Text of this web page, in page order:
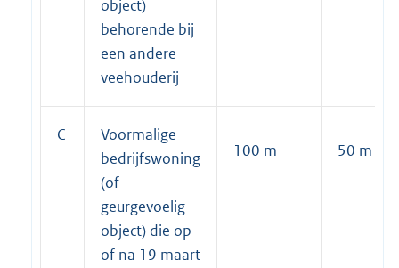
object)
behorende bij
een andere
veehouderij
C
Voormalige
bedrijfswoning
(of
geurgevoelig
object) die op
of na 19 maart
100 m 50 m